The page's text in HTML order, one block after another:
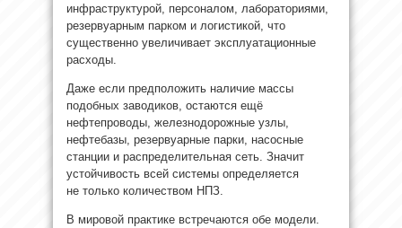
инфраструктурой, персоналом, лабораториями,
резервуарным парком и логистикой, что
существенно увеличивает эксплуатационные
расходы.
Даже если предположить наличие массы
подобных заводиков, остаются ещё
нефтепроводы, железнодорожные узлы,
нефтебазы, резервуарные парки, насосные
станции и распределительная сеть. Значит
устойчивость всей системы определяется
не только количеством НПЗ.
В мировой практике встречаются обе модели.